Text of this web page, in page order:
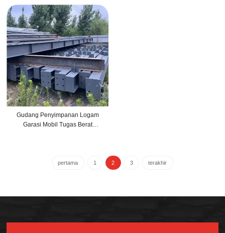
Ruangan Taman Kustom
Gudang Penyimpanan Logam
Garasi Mobil Tugas Berat
pertama 1 2 3 terakhir